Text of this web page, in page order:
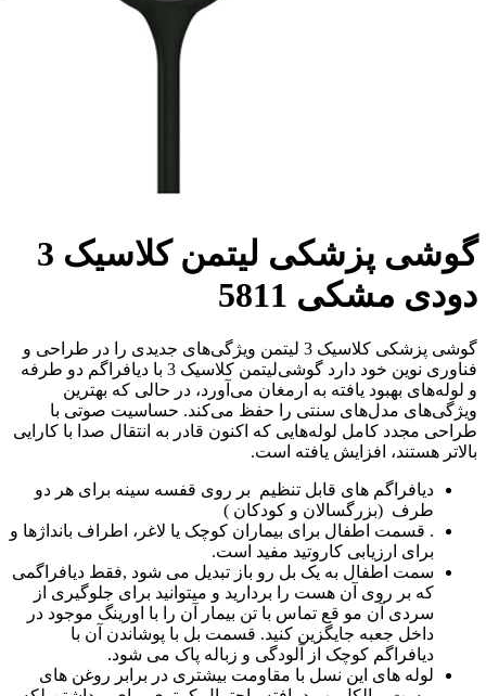
گوشی پزشکی لیتمن کلاسیک 3
دودی مشکی 5811
گوشی‌ پزشکی کلاسیک 3 لیتمن ویژگی‌های جدیدی را در طراحی و
فناوری نوین خود دارد گوشی‌لیتمن کلاسیک 3 با دیافراگم دو طرفه
و لوله‌های بهبود یافته به ارمغان می‌آورد، در حالی که بهترین
ویژگی‌های مدل‌های سنتی را حفظ می‌کند. حساسیت صوتی با
طراحی مجدد کامل لوله‌هایی که اکنون قادر به انتقال صدا با کارایی
بالاتر هستند، افزایش یافته است.
دیافراگم های قابل تنظیم بر روی قفسه سینه برای هر دو
طرف (بزرگسالان و کودکان )
. قسمت اطفال برای بیماران کوچک یا لاغر، اطراف بانداژها و
برای ارزیابی کاروتید مفید است.
سمت اطفال به یک بل رو باز تبدیل می شود ,فقط دیافراگمی
که بر روی آن هست را بردارید و میتوانید برای جلوگیری از
سردی آن مو قع تماس با تن بیمار آن را با اورینگ موجود در
داخل جعبه جایگزین کنید. قسمت بل با پوشاندن آن با
دیافراگم کوچک از آلودگی و زباله پاک می شود.
لوله های این نسل با مقاومت بیشتری در برابر روغن های